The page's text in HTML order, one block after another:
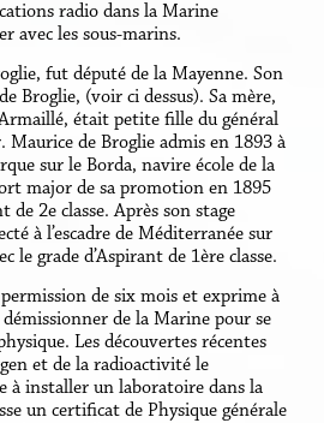
radio dans la Marine
avec les sous-marins.
fut député de la Mayenne. Son
Broglie, (voir ci dessus). Sa mère,
était petite fille du général
Maurice de Broglie admis en 1893 à
sur le Borda, navire école de la
major de sa promotion en 1895
de 2e classe. Après son stage
à l’escadre de Méditerranée sur
le grade d’Aspirant de 1ère classe.
de six mois et exprime à
de la Marine pour se
Les découvertes récentes
et de la radioactivité le
à installer un laboratoire dans la
un certificat de Physique générale